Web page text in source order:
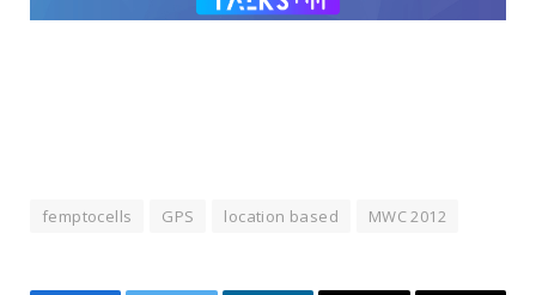
femptocells GPS location based MWC 2012